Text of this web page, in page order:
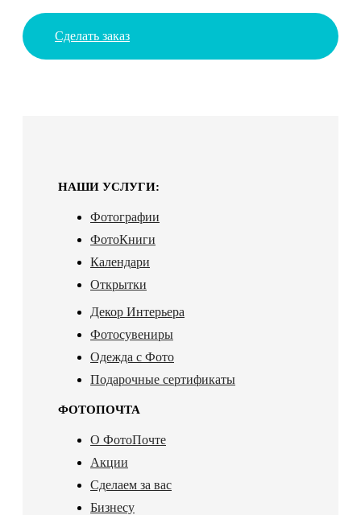
Сделать заказ
НАШИ УСЛУГИ:
Фотографии
ФотоКниги
Календари
Открытки
Декор Интерьера
Фотосувениры
Одежда с Фото
Подарочные сертификаты
ФОТОПОЧТА
О ФотоПочте
Акции
Сделаем за вас
Бизнесу